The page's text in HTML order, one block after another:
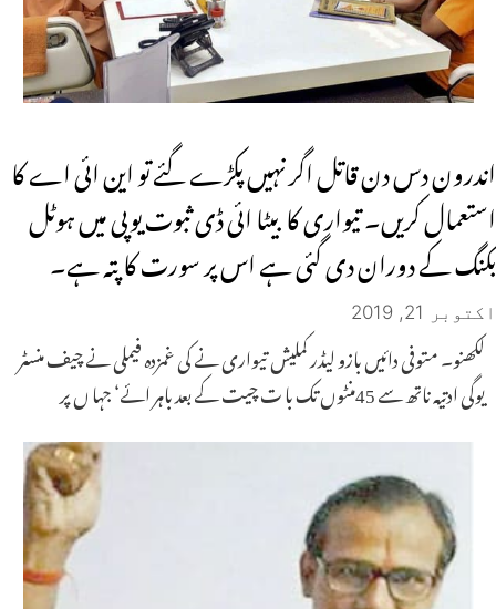
اندرون دس دن قاتل اگر نہیں پکڑے گئے تو این ائی اے کا
استعمال کریں۔ تیواری کا بیٹا ائی ڈی ثبوت یوپی میں ہوٹل
بکنگ کے دوران دی گئی ہے اس پر سورت کا پتہ ہے۔
اکتوبر 21, 2019
لکھنو۔ متوفی دائیں بازو لیڈر کملیش تیواری نے کی غمزدہ فیملی نے چیف منسٹر
یوگی ادتیہ ناتھ سے 45منٹوں تک با ت چیت کے بعد باہر ائے‘ جہا ں پر